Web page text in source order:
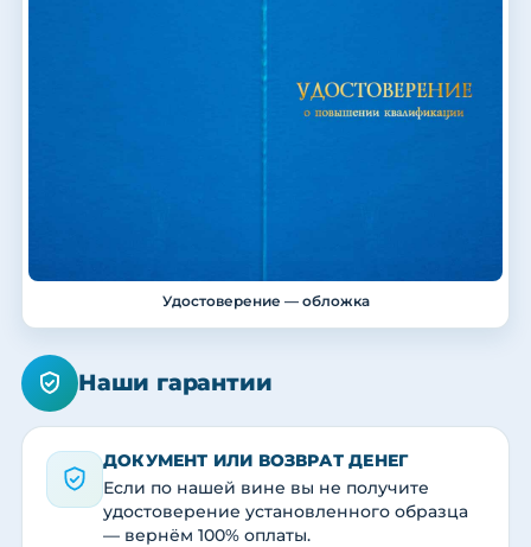
Удостоверение — обложка
Наши гарантии
ДОКУМЕНТ ИЛИ ВОЗВРАТ ДЕНЕГ
Если по нашей вине вы не получите
удостоверение установленного образца
— вернём 100% оплаты.